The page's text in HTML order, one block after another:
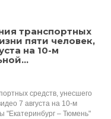
транспортных
пяти человек,
на 10-м
средств, унесшего
7 августа на 10-м
"Екатеринбург – Тюмень"